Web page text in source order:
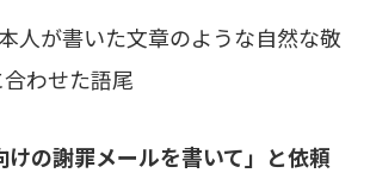
人が書いた文章のような自然な敬
わせた語尾
けの謝罪メールを書いて」と依頼